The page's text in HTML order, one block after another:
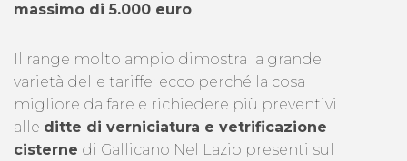
massimo di 5.000 euro.
Il range molto ampio dimostra la grande
varietà delle tariffe: ecco perché la cosa
migliore da fare e richiedere più preventivi
alle ditte di verniciatura e vetrificazione
cisterne di Gallicano Nel Lazio presenti sul